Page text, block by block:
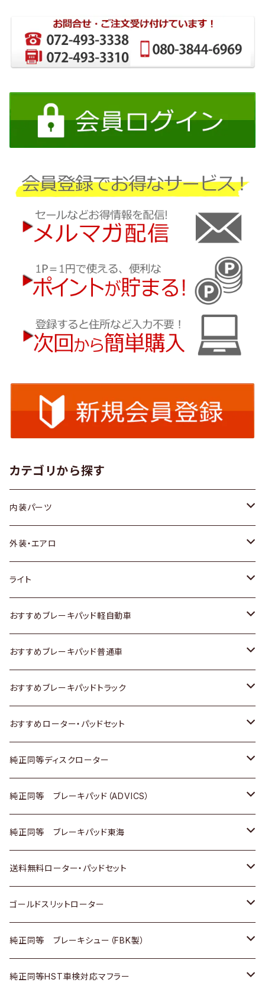
カテゴリから探す
内装パーツ
トヨタ
ホンダ
スズキ
日産
いすゞ
ダイハツ
マツダ
三菱
スバル
日野
三菱ふそう
ＢＭＷ
外装・エアロ
トヨタ
ホンダ
スズキ
日産
いすゞ
ダイハツ
マツダ
三菱
日野
三菱ふそう
ライト
トヨタ
スズキ
日産
いすゞ
ダイハツ
三菱
日野
三菱ふそう
その他
おすすめブレーキパッド軽自動車
トヨタ
ホンダ
スズキ
日産
ダイハツ
マツダ
三菱
スバル
おすすめブレーキパッド普通車
トヨタ
ホンダ
スズキ
日産
いすゞ
ダイハツ
マツダ
三菱
スバル
おすすめブレーキパッドトラック
トヨタ
日産
いすゞ
ダイハツ
マツダ
三菱
おすすめローター・パッドセット
トヨタ
ホンダ
スズキ
日産
ダイハツ
マツダ
三菱
純正同等ディスクローター
トヨタ
ホンダ
スズキ
日産
いすゞ
ダイハツ
純正同等 ブレーキパッド（ADVICS）
トヨタ
ホンダ
スズキ
日産
ダイハツ
純正同等 ブレーキパッド東海
トヨタ
ホンダ
日産
いすゞ
送料無料ローター・パッドセット
トヨタ
ホンダ
スズキ
ゴールドスリットローター
トヨタ
ホンダ
純正同等 ブレーキシュー（FBK製）
ホンダ
純正同等HST車検対応マフラー